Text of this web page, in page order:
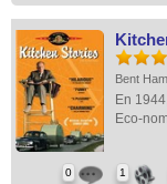
Bent
En
Eco-
0 1